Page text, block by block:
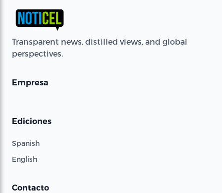
Transparent news, distilled views, and global
perspectives.
Empresa
Ediciones
Spanish
English
Contacto